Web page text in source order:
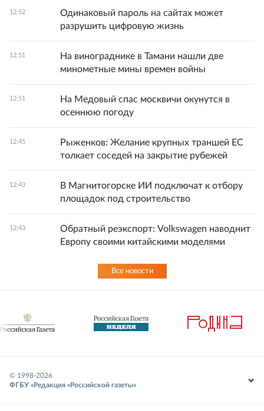
12:52
Одинаковый пароль на сайтах может
разрушить цифровую жизнь
12:51
На винограднике в Тамани нашли две
минометные мины времен войны
12:51
На Медовый спас москвичи окунутся в
осеннюю погоду
12:45
Рыженков: Желание крупных траншей ЕС
толкает соседей на закрытие рубежей
12:43
В Магнитогорске ИИ подключат к отбору
площадок под строительство
12:43
Обратный реэкспорт: Volkswagen наводнит
Европу своими китайскими моделями
Все новости
© 1998-2026
ФГБУ «Редакция «Российской газеты»